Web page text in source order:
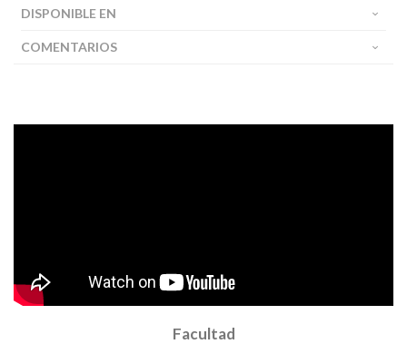
DISPONIBLE EN
COMENTARIOS
Facultad